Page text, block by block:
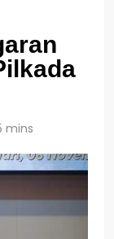
mins